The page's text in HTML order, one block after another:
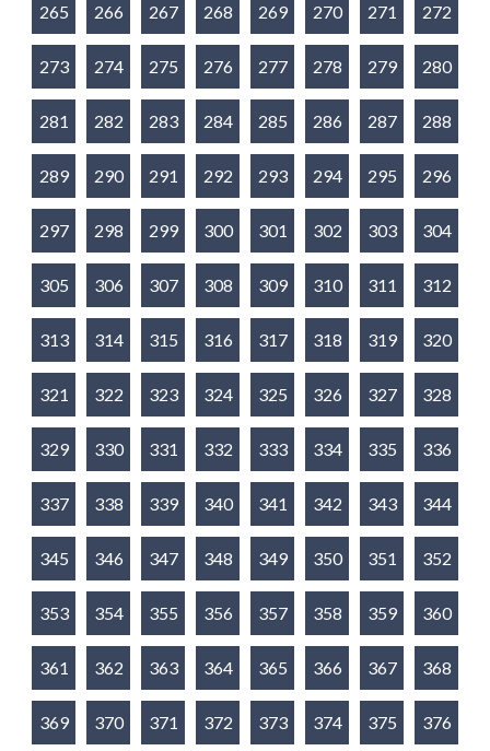
265 266 267 268 269 270 271 272
273 274 275 276 277 278 279 280
281 282 283 284 285 286 287 288
289 290 291 292 293 294 295 296
297 298 299 300 301 302 303 304
305 306 307 308 309 310 311 312
313 314 315 316 317 318 319 320
321 322 323 324 325 326 327 328
329 330 331 332 333 334 335 336
337 338 339 340 341 342 343 344
345 346 347 348 349 350 351 352
353 354 355 356 357 358 359 360
361 362 363 364 365 366 367 368
369 370 371 372 373 374 375 376